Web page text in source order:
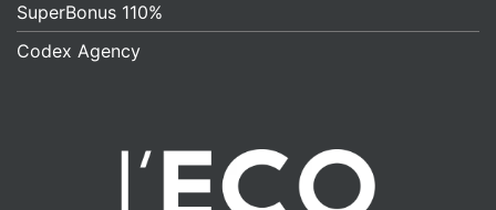
SuperBonus 110%
Codex Agency